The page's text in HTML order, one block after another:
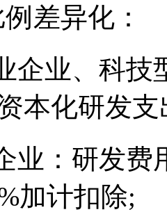
差异化：
业、科技
本化研发
：研发费
加计扣除;